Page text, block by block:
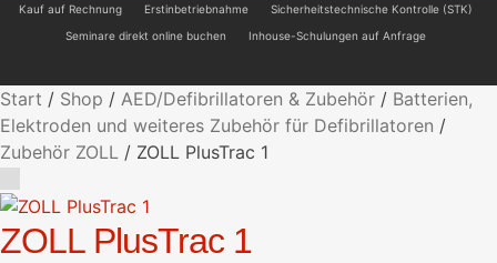
Kauf auf Rechnung Erstinbetriebnahme
Sicherheitstechnische Kontrolle (STK)
Seminare direkt online buchen
Inhouse-Schulungen auf Anfrage
Start / Shop / AED/Defibrillatoren & Zubehör / Batterien,
Elektroden und weiteres Zubehör für Defibrillatoren /
Zubehör ZOLL / ZOLL PlusTrac 1
ZOLL PlusTrac 1